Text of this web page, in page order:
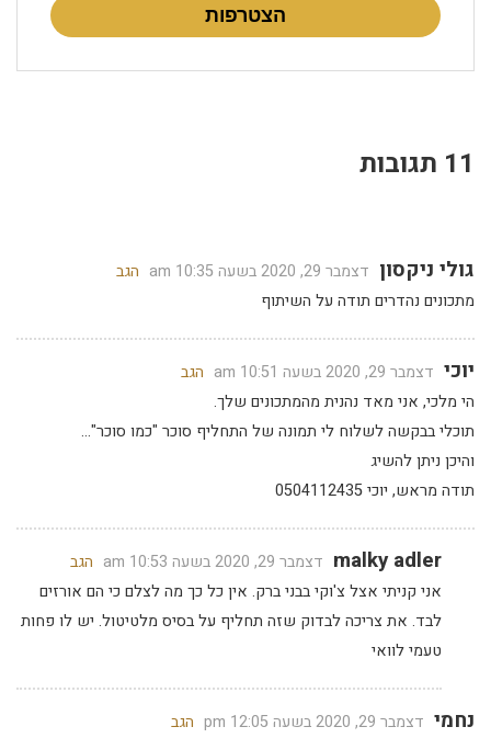
הצטרפות
11 תגובות
גולי ניקסון דצמבר 29, 2020 בשעה 10:35 am
הגב
מתכונים נהדרים תודה על השיתוף
יוכי דצמבר 29, 2020 בשעה 10:51 am
הגב
הי מלכי, אני מאד נהנית מהמתכונים שלך.
תוכלי בבקשה לשלוח לי תמונה של התחליף סוכר "כמו סוכר"…
והיכן ניתן להשיג
תודה מראש, יוכי 0504112435
malky adler דצמבר 29, 2020 בשעה 10:53 am
הגב
אני קניתי אצל צ'וקי בבני ברק. אין כל כך מה לצלם כי הם אורזים
לבד. את צריכה לבדוק שזה תחליף על בסיס מלטיטול. יש לו פחות
טעמי לוואי
נחמי דצמבר 29, 2020 בשעה 12:05 pm
הגב